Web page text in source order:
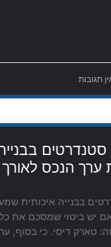
תגובות
הנכס לאורך
בבנייה איכותית
אם יש ביטוי שמסכם את
טארק דיסי. כי בסוף,